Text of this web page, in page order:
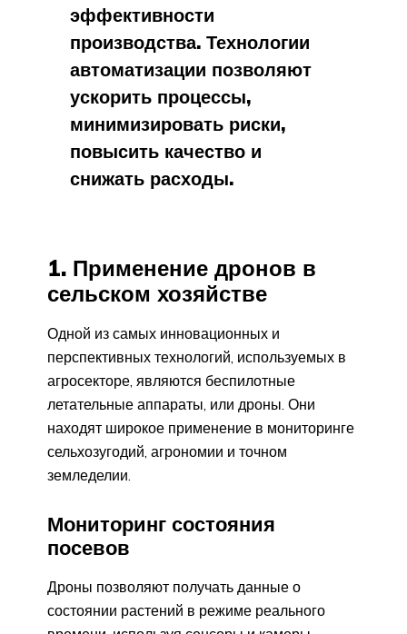
эффективности
производства. Технологии
автоматизации позволяют
ускорить процессы,
минимизировать риски,
повысить качество и
снижать расходы.
1. Применение дронов в
сельском хозяйстве
Одной из самых инновационных и
перспективных технологий, используемых в
агросекторе, являются беспилотные
летательные аппараты, или дроны. Они
находят широкое применение в мониторинге
сельхозугодий, агрономии и точном
земледелии.
Мониторинг состояния
посевов
Дроны позволяют получать данные о
состоянии растений в режиме реального